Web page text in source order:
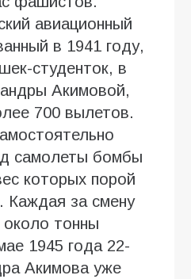
авиационный
в 1941 году,
студенток, в
Акимовой,
700 вылетов.
самолеты бомбы
которых порой
Каждая за смену
около тонны
1945 года 22-
Акимова уже